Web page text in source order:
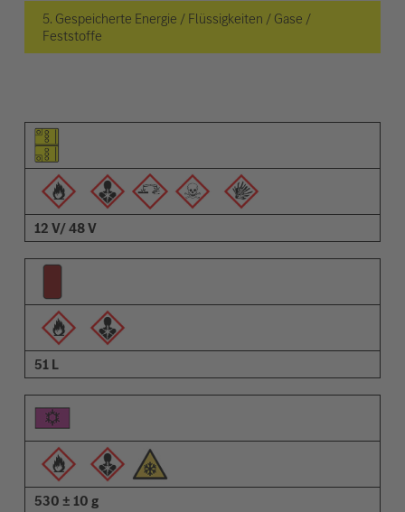
5. Gespeicherte Energie / Flüssigkeiten / Gase /
Feststoffe
Piktogramm des Elements
Pictrogramme der Warnungen
Beschreibung
12 V/ 48 V
51 L
530 ± 10 g